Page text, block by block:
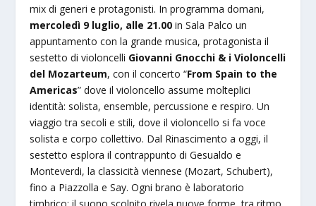
mix di generi e protagonisti. In programma domani,
mercoledì 9 luglio, alle 21.00 in Sala Palco un
appuntamento con la grande musica, protagonista il
sestetto di violoncelli Giovanni Gnocchi & i Violoncelli
del Mozarteum, con il concerto “From Spain to the
Americas” dove il violoncello assume molteplici
identità: solista, ensemble, percussione e respiro. Un
viaggio tra secoli e stili, dove il violoncello si fa voce
solista e corpo collettivo. Dal Rinascimento a oggi, il
sestetto esplora il contrappunto di Gesualdo e
Monteverdi, la classicità viennese (Mozart, Schubert),
fino a Piazzolla e Say. Ogni brano è laboratorio
timbrico: il suono scolpito rivela nuove forme, tra ritmo,